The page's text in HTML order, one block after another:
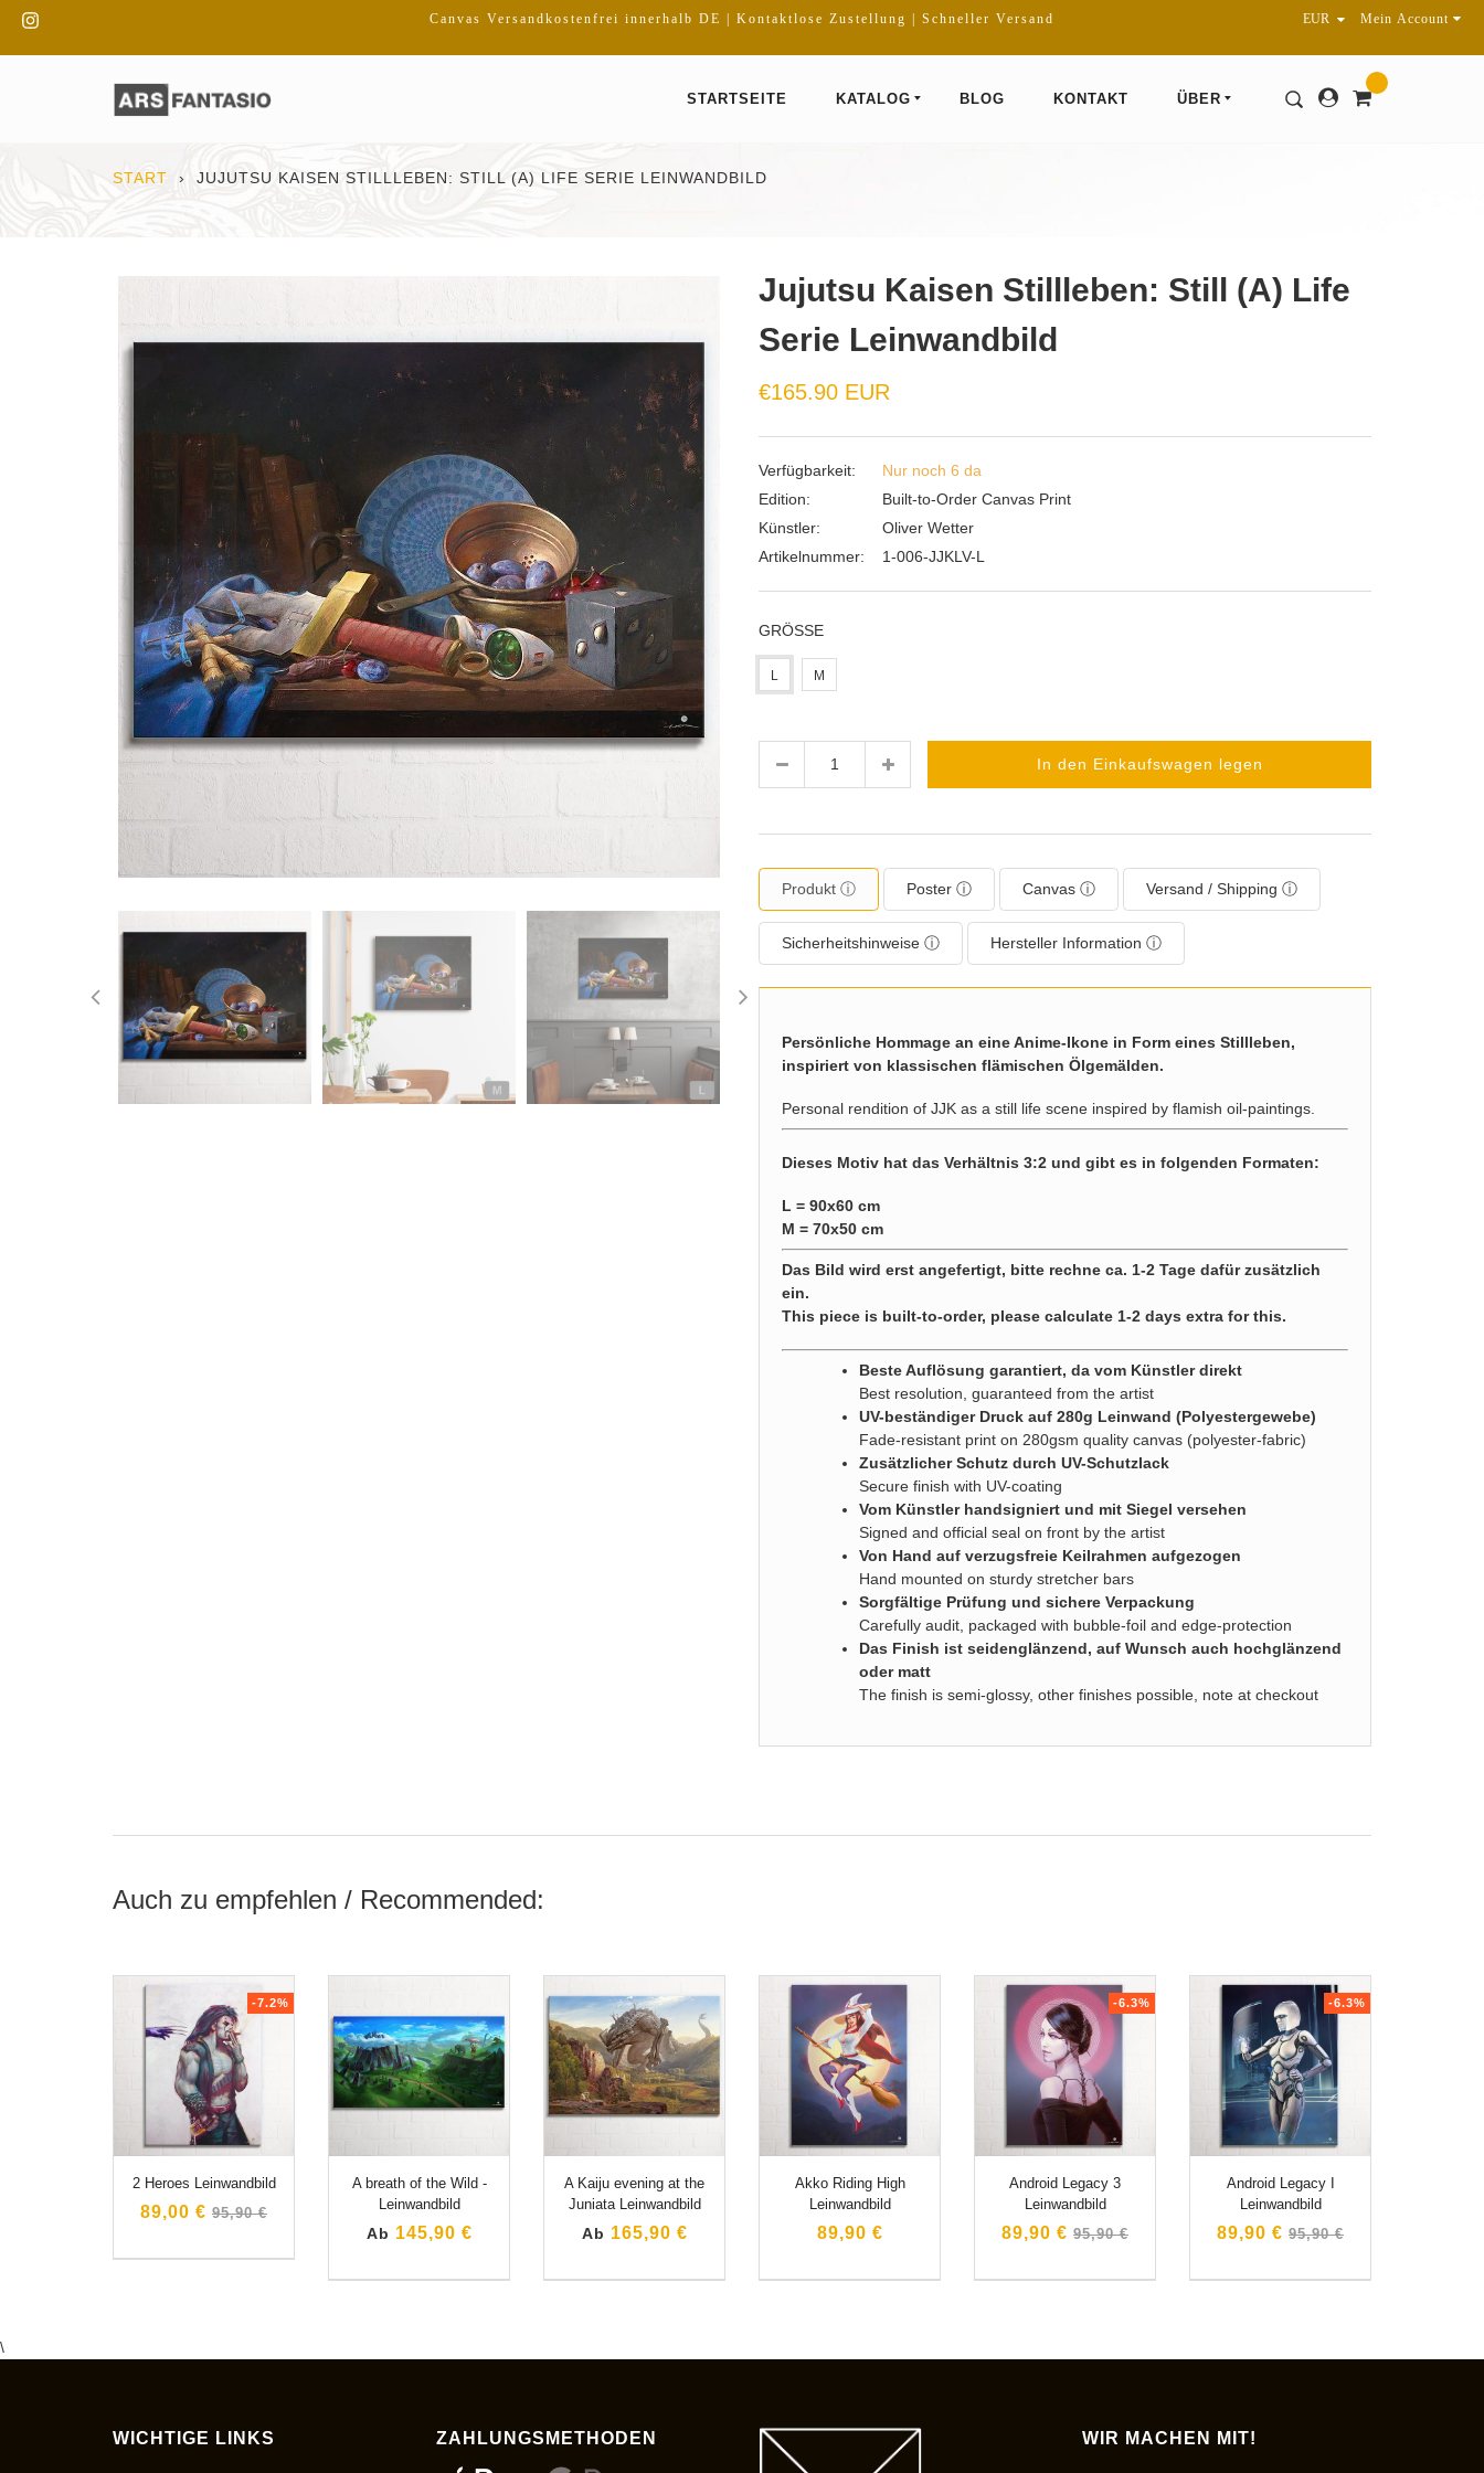
Direkt
zum
Inhalt
Instagram Canvas Versandkostenfrei innerhalb DE | Kontaktlose Zustellung | Schneller Versand Mein Account
STARTSEITE KATALOG BLOG KONTAKT ÜBER
START › JUJUTSU KAISEN STILLLEBEN: STILL (A) LIFE SERIE LEINWANDBILD
Jujutsu Kaisen Stillleben: Still (A) Life
Serie Leinwandbild
€165.90 EUR
Verfügbarkeit:
Nur noch 6 da
Edition:
Built-to-Order Canvas Print
Künstler:
Oliver Wetter
Artikelnummer:
1-006-JJKLV-L
GRÖSSE
L M
In den Einkaufswagen legen
Produkt ⓘ Poster ⓘ Canvas ⓘ Versand / Shipping ⓘ
Sicherheitshinweise ⓘ Hersteller Information ⓘ
Persönliche Hommage an eine Anime-Ikone in Form eines Stillleben,
inspiriert von klassischen flämischen Ölgemälden.
Personal rendition of JJK as a still life scene inspired by flamish oil-paintings.
Dieses Motiv hat das Verhältnis 3:2 und gibt es in folgenden Formaten:
L = 90x60 cm
M = 70x50 cm
Das Bild wird erst angefertigt, bitte rechne ca. 1-2 Tage dafür zusätzlich
ein.
This piece is built-to-order, please calculate 1-2 days extra for this.
Beste Auflösung garantiert, da vom Künstler direkt
Best resolution, guaranteed from the artist
UV-beständiger Druck auf 280g Leinwand (Polyestergewebe)
Fade-resistant print on 280gsm quality canvas (polyester-fabric)
Zusätzlicher Schutz durch UV-Schutzlack
Secure finish with UV-coating
Vom Künstler handsigniert und mit Siegel versehen
Signed and official seal on front by the artist
Von Hand auf verzugsfreie Keilrahmen aufgezogen
Hand mounted on sturdy stretcher bars
Sorgfältige Prüfung und sichere Verpackung
Carefully audit, packaged with bubble-foil and edge-protection
Das Finish ist seidenglänzend, auf Wunsch auch hochglänzend
oder matt
The finish is semi-glossy, other finishes possible, note at checkout
Auch zu empfehlen / Recommended:
-7.2%
2 Heroes Leinwandbild
89,00 € Normaler
95,90 €
A breath of the Wild -
Leinwandbild
Ab 145,90 €
A Kaiju evening at the
Juniata Leinwandbild
Ab 165,90 €
Akko Riding High
Leinwandbild
89,90 €
-6.3%
Android Legacy 3
Leinwandbild
89,90 € Normaler
95,90 €
-6.3%
Android Legacy I
Leinwandbild
89,90 € Normaler
95,90 €
\
WICHTIGE LINKS ZAHLUNGSMETHODEN WIR MACHEN MIT!